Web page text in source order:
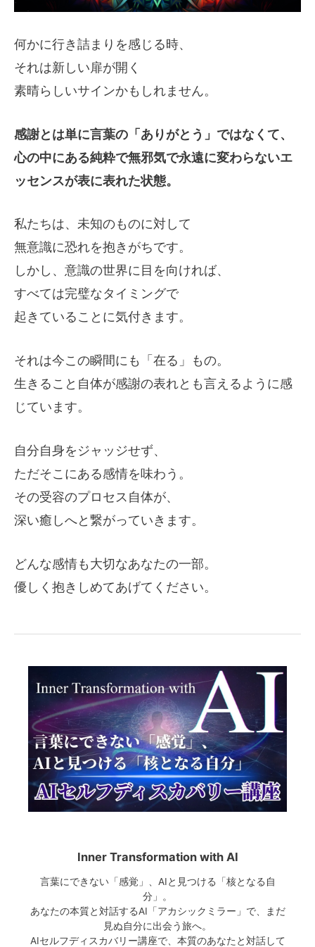
何かに行き詰まりを感じる時、
それは新しい扉が開く
素晴らしいサインかもしれません。
感謝とは単に言葉の「ありがとう」ではなくて、
心の中にある純粋で無邪気で永遠に変わらないエ
ッセンスが表に表れた状態。
私たちは、未知のものに対して
無意識に恐れを抱きがちです。
しかし、意識の世界に目を向ければ、
すべては完璧なタイミングで
起きていることに気付きます。
それは今この瞬間にも「在る」もの。
生きること自体が感謝の表れとも言えるように感
じています。
自分自身をジャッジせず、
ただそこにある感情を味わう。
その受容のプロセス自体が、
深い癒しへと繋がっていきます。
どんな感情も大切なあなたの一部。
優しく抱きしめてあげてください。
Inner Transformation with AI
言葉にできない「感覚」、AIと見つける「核となる自
分」。
あなたの本質と対話するAI「アカシックミラー」で、まだ
見ぬ自分に出会う旅へ。
AIセルフディスカバリー講座で、本質のあなたと対話して